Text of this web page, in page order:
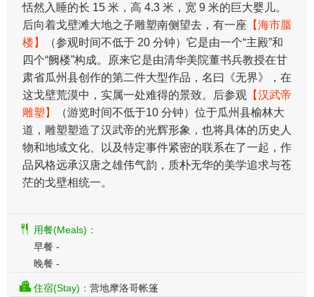
恬然入睡的长 15 米，高 4.3 米，宽 9 米的巨大婴儿。
后向着戈壁滩大地之子雕塑南侧望去，有一座 【海市蜃
楼】
（参观时间不低于 20 分钟）它是由一个“主殿”和
四个“阙楼”构成。原来它是由清华美院董书兵教授在甘
肃省瓜州县创作的第二件大型作品，名曰《无界》，在
这戈壁荒漠中，实属一处难得的景致。后参观 【汉武帝
雕塑】
（游览时间不低于10 分钟）位于瓜州县榆林大
道，雕塑塑造了汉武帝的光辉形象，也将具体的历史人
物和地域文化、以及特定事件紧密的联系在了一起，作
品风格远承汉唐之雄伟气韵，质朴无华的美学追求与苍
茫的戈壁相统一。
用餐(Meals)：
早餐 -
晚餐 -
住宿(Stay)： 营地摩洛哥帐篷